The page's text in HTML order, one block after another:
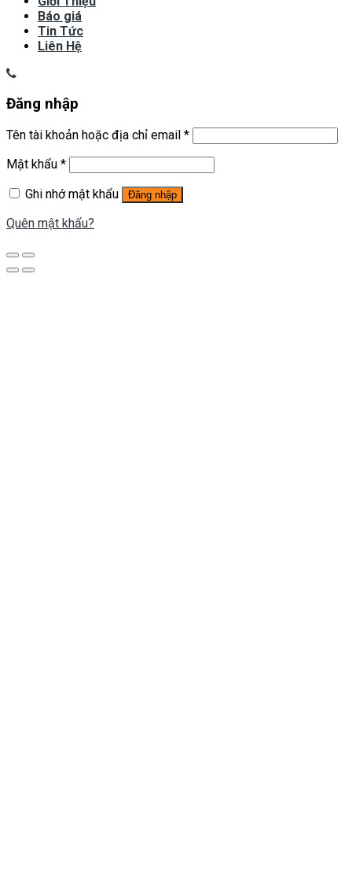
Báo giá
Tin Tức
Liên Hệ
Đăng nhập
Tên tài khoản hoặc địa chỉ email *
Mật khẩu *
Ghi nhớ mật khẩu
Đăng nhập
Quên mật khẩu?